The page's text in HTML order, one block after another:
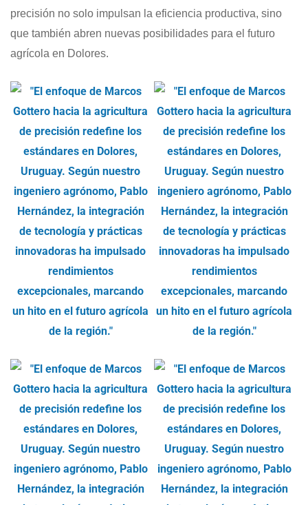
precisión no solo impulsan la eficiencia productiva, sino
que también abren nuevas posibilidades para el futuro
agrícola en Dolores.